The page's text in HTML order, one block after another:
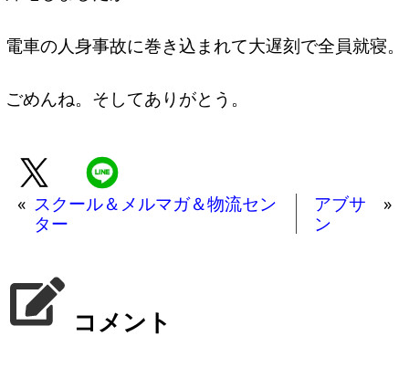
電車の人身事故に巻き込まれて大遅刻で全員就寝。
ごめんね。そしてありがとう。
« スクール＆メルマガ＆物流セン
ター
アブサ
ン
»
コメント